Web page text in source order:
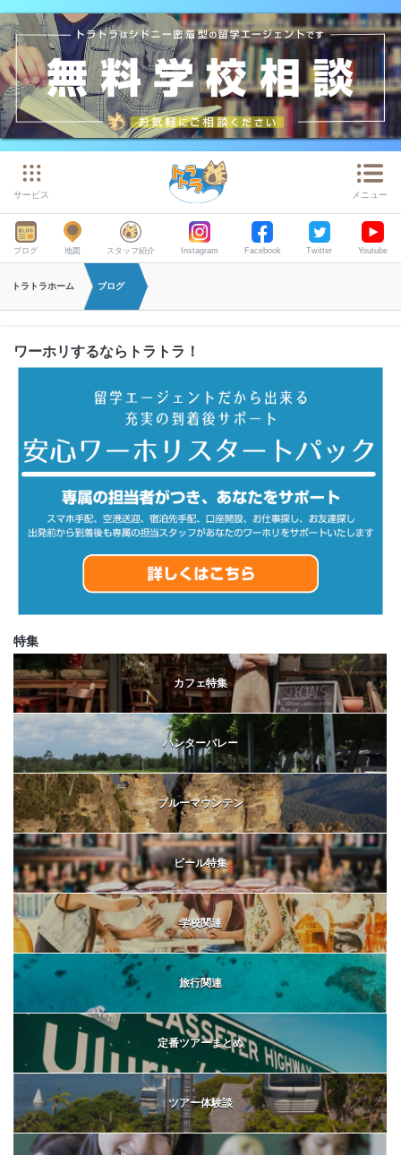
サービス メニュー
ブログ 地図 スタッフ紹介 Instagram Facebook Twitter Youtube
トラトラホーム ブログ
ワーホリするならトラトラ！
特集
カフェ特集
ハンターバレー
ブルーマウンテン
ビール特集
学校関連
旅行関連
定番ツアーまとめ
ツアー体験談